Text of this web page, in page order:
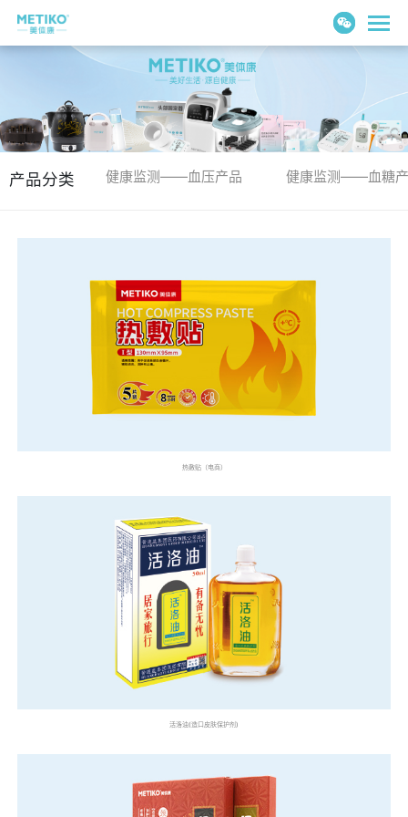
产品分类 健康监测——血压产品 健康监测——血糖
热敷贴（电商）
活洛油(造口皮肤保护剂)